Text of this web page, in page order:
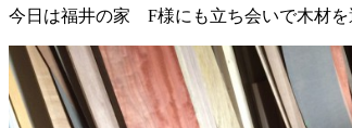
今日は福井の家 F様にも立ち会いで木材を